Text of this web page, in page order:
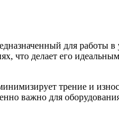
для работы
что делает его
трение и
важно для